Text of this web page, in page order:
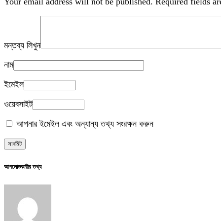
মন্তব্য লিখুন
নাম
ইমেইল
ওয়েবসাইট
আপনার ইমেইল এবং অন্যান্য তথ্য সংরক্ষন করুন
আপলোডকারীর তথ্য